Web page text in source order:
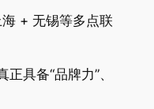
+ 无锡等多点联
具备“品牌力”、